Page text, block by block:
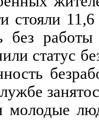
стояли
без
статус
молодые